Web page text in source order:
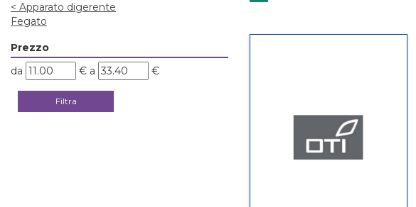
< Apparato digerente
Fegato
Prezzo
filtra
da € filtra
a €